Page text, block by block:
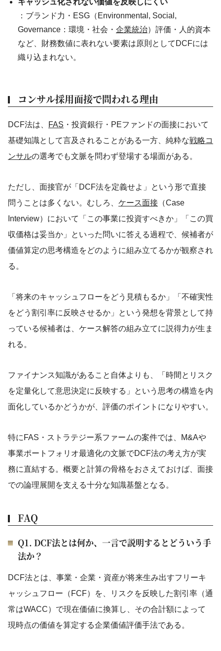
キャッシュ化されない価値を反映しにくい
：ブランド力・ESG（Environmental, Social,
Governance：環境・社会・ 企業統治）評価・人的資本
など、財務数値に表れない要素は原則としてDCFには
織り込まれない。
コンサル採用面接で問われる理由
DCF法は、 FAS ・投資銀行・PEファンドの面接において
基礎知識として言及されることがある一方、純粋な戦略コ
ンサルの選考でも文脈を問わず登場する場面がある。
ただし、面接官が「DCF法を定義せよ」という形で直接
問うことは多くない。むしろ、 ケース面接 （Case
Interview）において「この事業に投資すべきか」「この買
収価格は妥当か」といった問いに答える過程で、候補者が
価値算定の思考構造をどのように組み立てるかが観察され
る。
「将来のキャッシュフローをどう見積もるか」「不確実性
をどう割引率に反映させるか」という発想を背景として持
っている候補者は、ケース解答の組み立てに説得力が生ま
れる。
ファイナンス知識があること自体よりも、「時間とリスク
を定量化して意思決定に反映する」という思考の構造を内
面化しているかどうかが、評価のポイントになりやすい。
特にFAS・ストラテジー系ファームの案件では、M&Aや
事業ポートフォリオ最適化の文脈でDCF法の考え方が実
務に直結する。概要と計算の骨格をおさえておけば、面接
での論理展開を支える十分な知識基盤となる。
FAQ
Q1. DCF法とは何か、一言で説明するとどういう手
法か？
DCF法とは、事業・企業・資産が将来生み出すフリーキ
ャッシュフロー（FCF）を、リスクを反映した割引率（通
常はWACC）で現在価値に換算し、その合計額によって
現時点の価値を算定する企業価値評価手法である。